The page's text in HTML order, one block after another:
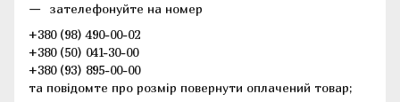
зателефонуйте на номер
+380 (98) 490-00-02
+380 (50) 041-30-00
+380 (93) 895-00-00
та повідомте про розмір повернути оплачений товар;